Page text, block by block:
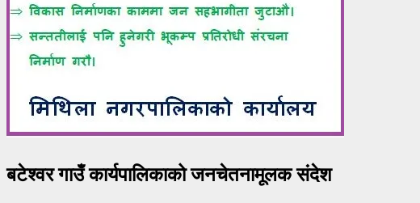
बटेश्वर गाउँ कार्यपालिकाको जनचेतनामूलक संदेश